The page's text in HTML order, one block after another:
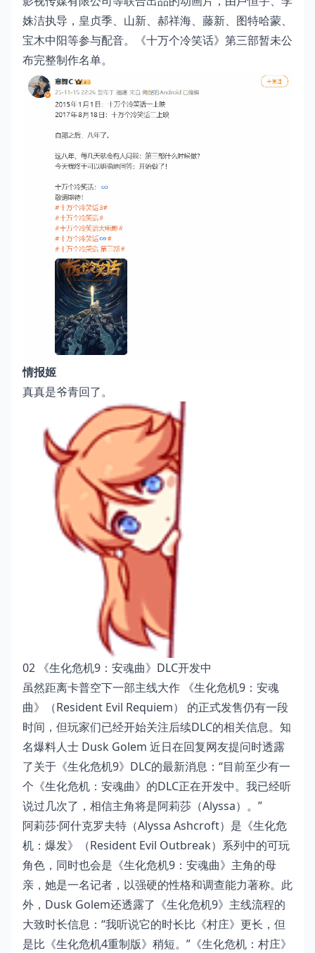
姝洁执导，皇贞季、山新、郝祥海、藤新、图特哈蒙、
宝木中阳等参与配音。《十万个冷笑话》第三部暂未公
布完整制作名单。
情报姬
真真是爷青回了。
02 《生化危机9：安魂曲》DLC开发中
虽然距离卡普空下一部主线大作 《生化危机9：安魂
曲》（Resident Evil Requiem） 的正式发售仍有一段
时间，但玩家们已经开始关注后续DLC的相关信息。知
名爆料人士 Dusk Golem 近日在回复网友提问时透露
了关于《生化危机9》DLC的最新消息：“目前至少有一
个《生化危机：安魂曲》的DLC正在开发中。我已经听
说过几次了，相信主角将是阿莉莎（Alyssa）。”
阿莉莎·阿什克罗夫特（Alyssa Ashcroft）是《生化危
机：爆发》（Resident Evil Outbreak）系列中的可玩
角色，同时也会是《生化危机9：安魂曲》主角的母
亲，她是一名记者，以强硬的性格和调查能力著称。此
外，Dusk Golem还透露了《生化危机9》主线流程的
大致时长信息：“我听说它的时长比《村庄》更长，但
是比《生化危机4重制版》稍短。”《生化危机：村庄》